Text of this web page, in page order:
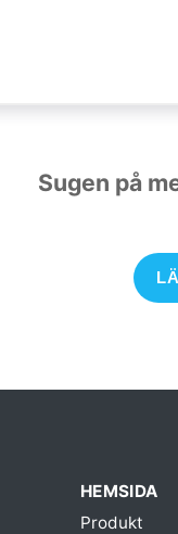
Sugen på
HEMSIDA
Produkt